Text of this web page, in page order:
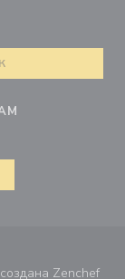
Zenchef